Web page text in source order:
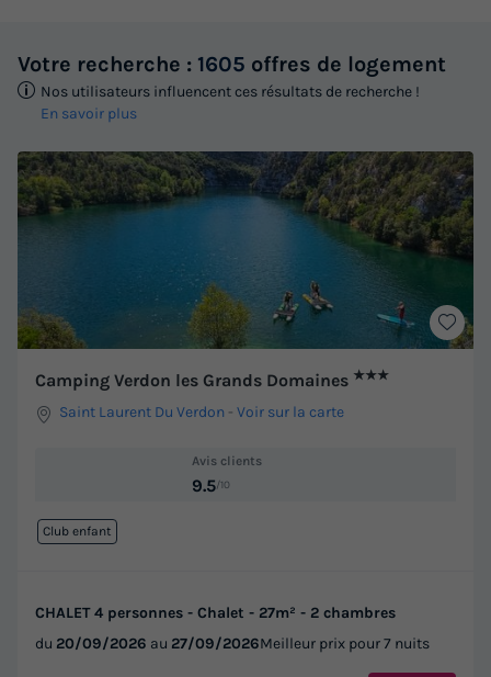
Votre recherche : 1605 offres de logement
Nos utilisateurs influencent ces résultats de recherche !
En savoir plus
Camping Verdon les Grands Domaines ★★★
Saint Laurent Du Verdon -Voir sur la carte
Avis clients
9.5/10
Club enfant
CHALET 4 personnes - Chalet - 27m² - 2 chambres
du 20/09/2026 au 27/09/2026Meilleur prix pour 7 nuits